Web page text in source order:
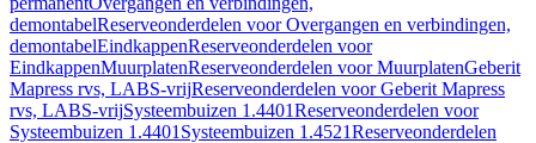
demontabelReserveonderdelen voor Overgangen en verbindingen,
demontabelEindkappenReserveonderdelen voor
EindkappenMuurplatenReserveonderdelen voor MuurplatenGeberit
Mapress rvs, LABS-vrijReserveonderdelen voor Geberit Mapress
rvs, LABS-vrijSysteembuizen 1.4401Reserveonderdelen voor
Systeembuizen 1.4401 Systeembuizen 1.4521Reserveonderdelen